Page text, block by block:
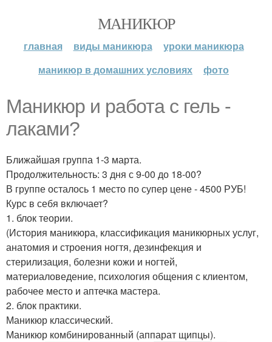
МАНИКЮР
главная виды маникюра
уроки маникюра
маникюр в домашних условиях
фото
Маникюр и работа с гель -
лаками?
Ближайшая группа 1-3 марта.
Продолжительность: 3 дня с 9-00 до 18-00?
В группе осталось 1 место по супер цене - 4500 РУБ!
Курс в себя включает?
1. блок теории.
(История маникюра, классификация маникюрных услуг,
анатомия и строения ногтя, дезинфекция и
стерилизация, болезни кожи и ногтей,
материаловедение, психология общения с клиентом,
рабочее место и аптечка мастера.
2. блок практики.
Маникюр классический.
Маникюр комбинированный (аппарат щипцы).